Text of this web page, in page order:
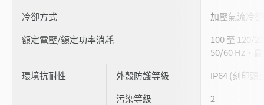
冷卻方式
加壓氣流冷卻
額定電壓/額定功率消耗
100 至 120/
50/60 Hz、
環境抗耐性
外殼防護等級
IP64 (刻印頭
污染等級
2